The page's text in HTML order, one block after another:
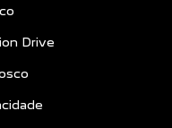
Drive